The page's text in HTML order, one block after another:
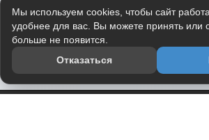
Мы используем cookies, чтобы сайт
удобнее для вас. Вы можете принять или
больше не появится.
Отказаться